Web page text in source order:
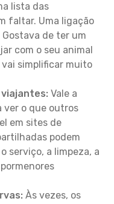
lista das
faltar. Uma ligação
de ter um
com o seu animal
simplificar muito
Vale a
ver o que outros
em sites de
podem
serviço, a limpeza, a
Às vezes, os